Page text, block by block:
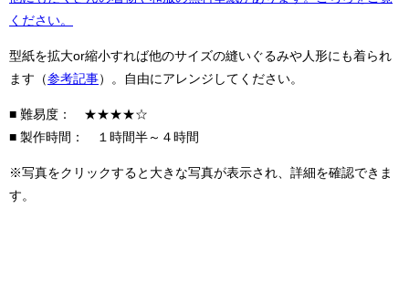
ください。
型紙を拡大or縮小すれば他のサイズの縫いぐるみや人形にも着られ
ます（参考記事）。自由にアレンジしてください。
■ 難易度： ★★★★☆
■ 製作時間： １時間半～４時間
※写真をクリックすると大きな写真が表示され、詳細を確認できま
す。